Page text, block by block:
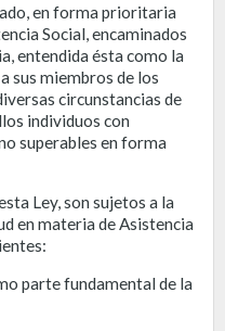
en forma prioritaria
Social, encaminados
entendida ésta como la
sus miembros de los
circunstancias de
individuos con
superables en forma
Ley, son sujetos a la
en materia de Asistencia
parte fundamental de la